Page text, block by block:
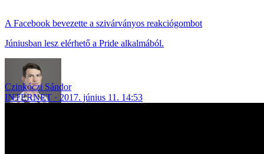
A Facebook bevezette a szivárványos reakciógombot
Júniusban lesz elérhető a Pride alkalmából.
Czinkóczi Sándor
INTERNET
2017. június 11. 14:53